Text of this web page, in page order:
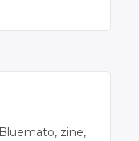
zine,